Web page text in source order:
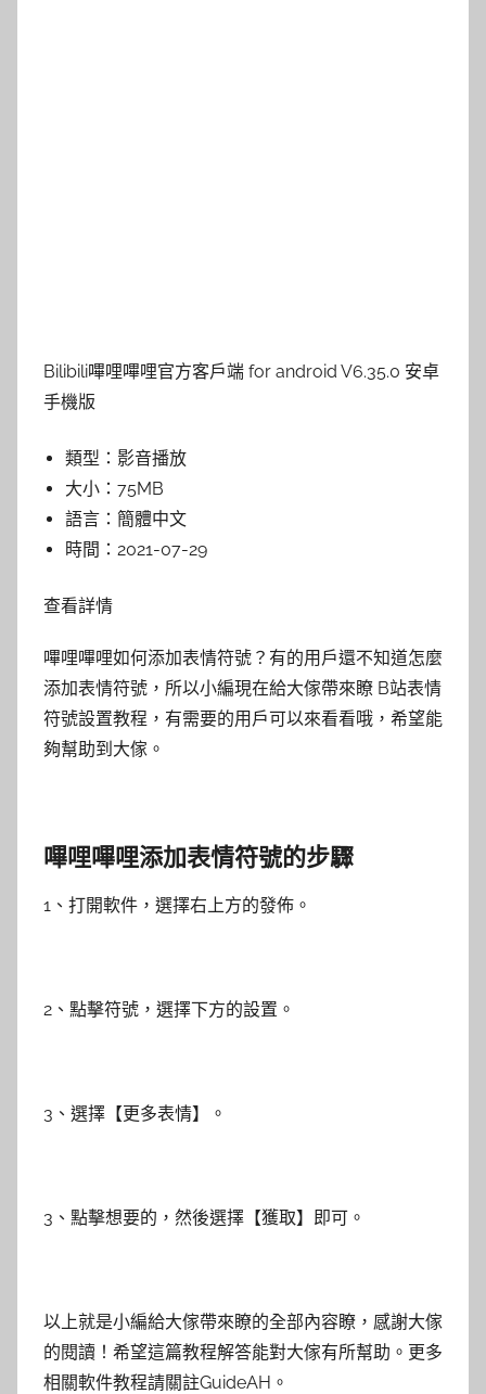
Bilibili嗶哩嗶哩官方客戶端 for android V6.35.0 安卓
手機版
類型： 影音播放
大小： 75MB
語言： 簡體中文
時間： 2021-07-29
查看詳情
嗶哩嗶哩如何添加表情符號？有的用戶還不知道怎麼
添加表情符號，所以小編現在給大傢帶來瞭 B站表情
符號設置教程，有需要的用戶可以來看看哦，希望能
夠幫助到大傢。
嗶哩嗶哩添加表情符號的步驟
1、打開軟件，選擇右上方的發佈。
2、點擊符號，選擇下方的設置。
3、選擇【更多表情】。
3、點擊想要的，然後選擇【獲取】即可。
以上就是小編給大傢帶來瞭的全部內容瞭，感謝大傢
的閱讀！希望這篇教程解答能對大傢有所幫助。更多
相關軟件教程請關註GuideAH。